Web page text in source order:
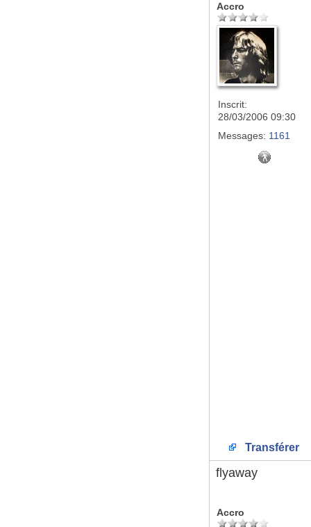
Accro
Inscrit:
28/03/2006 09:30
Messages: 1161
Transférer
flyaway
Accro